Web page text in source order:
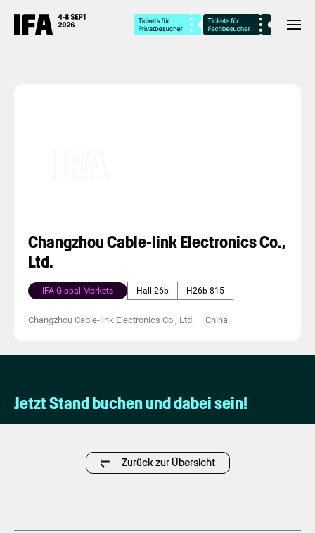
Changzhou Cable-link Electronics Co.,
Ltd.
IFA Global Markets Hall 26b H26b-815
Changzhou Cable-link Electronics Co., Ltd. — China
Jetzt Stand buchen und dabei sein!
Zurück zur Übersicht